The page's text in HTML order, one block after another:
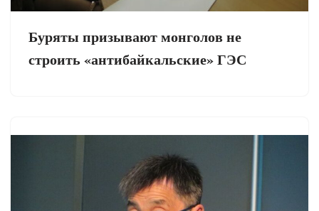
Буряты призывают монголов не
строить «антибайкальские» ГЭС